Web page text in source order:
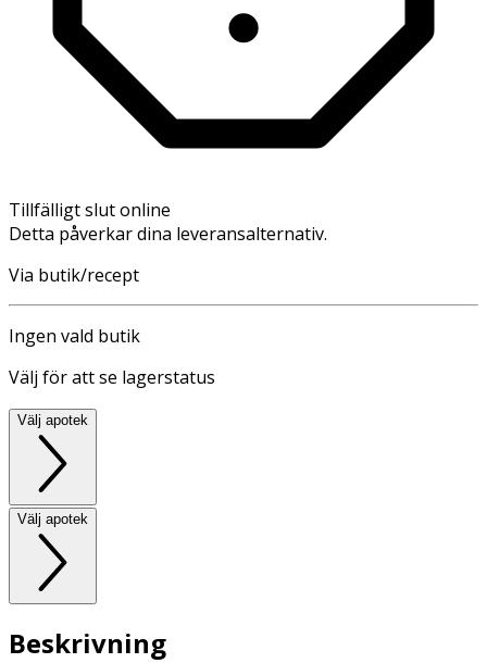
Tillfälligt slut online
Detta påverkar dina leveransalternativ.
Via butik/recept
Ingen vald butik
Välj för att se lagerstatus
Välj apotek
Välj apotek
Beskrivning